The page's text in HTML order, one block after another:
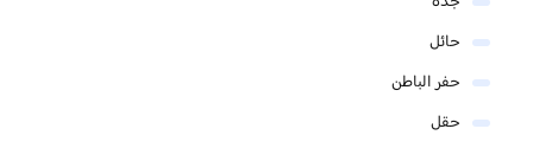
حائل
حفر الباطن
حقل